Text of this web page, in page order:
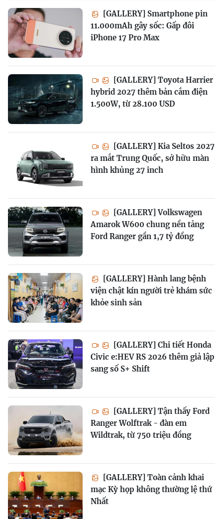
[GALLERY] Smartphone pin
11.000mAh gây sốc: Gấp đôi
iPhone 17 Pro Max
[GALLERY] Toyota Harrier
hybrid 2027 thêm bản cắm điện
1.500W, từ 28.100 USD
[GALLERY] Kia Seltos 2027
ra mắt Trung Quốc, sở hữu màn
hình khủng 27 inch
[GALLERY] Volkswagen
Amarok W600 chung nền tảng
Ford Ranger gần 1,7 tỷ đồng
[GALLERY] Hành lang bệnh
viện chật kín người trẻ khám sức
khỏe sinh sản
[GALLERY] Chi tiết Honda
Civic e:HEV RS 2026 thêm giả lập
sang số S+ Shift
[GALLERY] Tận thấy Ford
Ranger Wolftrak - đàn em
Wildtrak, từ 750 triệu đồng
[GALLERY] Toàn cảnh khai
mạc Kỳ họp không thường lệ thứ
Nhất